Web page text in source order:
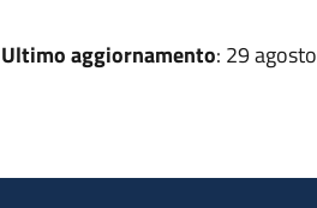
Ultimo aggiornamento: 29